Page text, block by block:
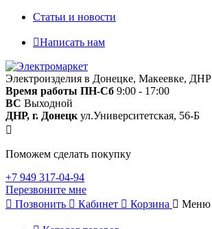
Статьи и новости
Написать нам
Электроизделия в Донецке, Макеевке, ДНР
Время работы ПН-Сб 9:00 - 17:00
ВС Выходной
ДНР, г. Донецк ул.Университетская, 56-Б
Поможем сделать покупку
+7 949 317-04-94
Перезвоните мне
Позвонить
Кабинет Корзина Меню